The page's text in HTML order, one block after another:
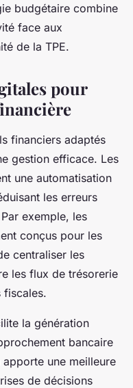
budgétaire combine
face aux
de la TPE.
pour
financiers adaptés
gestion efficace. Les
une automatisation
les erreurs
exemple, les
conçus pour les
centraliser les
les flux de trésorerie
fiscales.
la génération
bancaire
une meilleure
de décisions